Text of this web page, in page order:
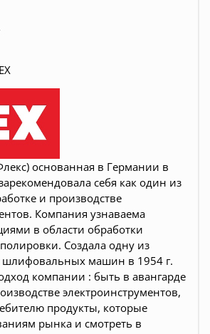
основанная в Германии в
себя как один из
и производстве
Компания узнаваема
в области обработки
Создала одну из
шлифовальных машин в 1954 г.
компании : быть в авангарде
электроинструментов,
продукты, которые
рынка и смотреть в